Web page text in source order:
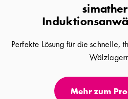
Perfekte Lösung für die schnelle,
Mehr zum